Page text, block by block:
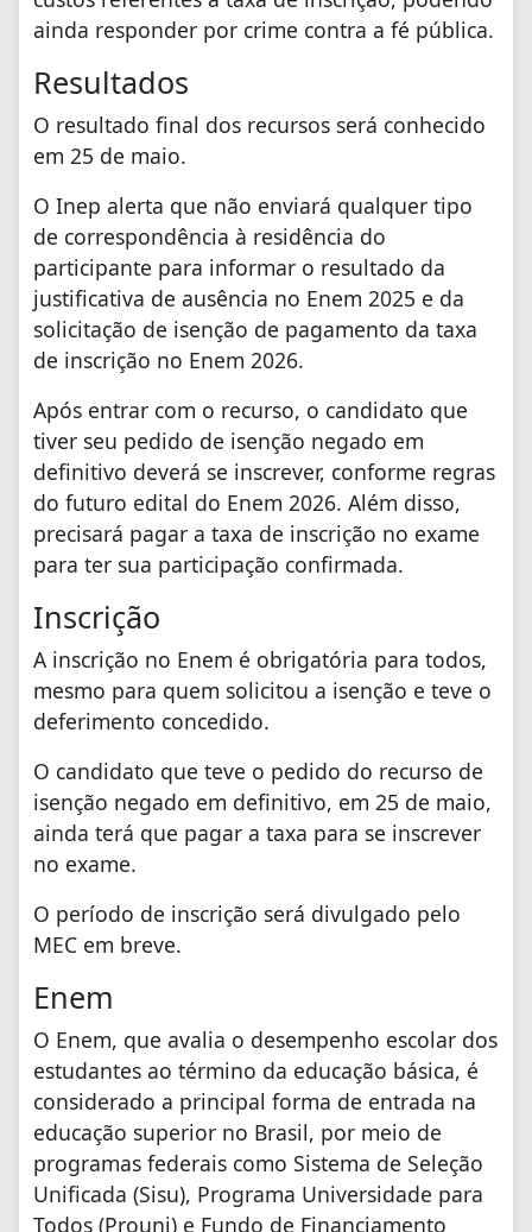
ainda responder por crime contra a fé pública.
Resultados
O resultado final dos recursos será conhecido
em 25 de maio.
O Inep alerta que não enviará qualquer tipo
de correspondência à residência do
participante para informar o resultado da
justificativa de ausência no Enem 2025 e da
solicitação de isenção de pagamento da taxa
de inscrição no Enem 2026.
Após entrar com o recurso, o candidato que
tiver seu pedido de isenção negado em
definitivo deverá se inscrever, conforme regras
do futuro edital do Enem 2026. Além disso,
precisará pagar a taxa de inscrição no exame
para ter sua participação confirmada.
Inscrição
A inscrição no Enem é obrigatória para todos,
mesmo para quem solicitou a isenção e teve o
deferimento concedido.
O candidato que teve o pedido do recurso de
isenção negado em definitivo, em 25 de maio,
ainda terá que pagar a taxa para se inscrever
no exame.
O período de inscrição será divulgado pelo
MEC em breve.
Enem
O Enem, que avalia o desempenho escolar dos
estudantes ao término da educação básica, é
considerado a principal forma de entrada na
educação superior no Brasil, por meio de
programas federais como Sistema de Seleção
Unificada (Sisu), Programa Universidade para
Todos (Prouni) e Fundo de Financiamento